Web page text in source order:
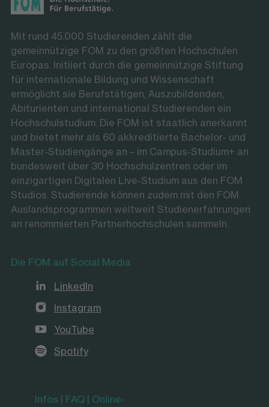
Mit rund 45.000 Studierenden zählt die
gemeinnützige FOM zu den größten Hochschulen
Europas. Initiiert durch die gemeinnützige Stiftung
für internationale Bildung und Wissenschaft
ermöglicht sie Berufstätigen, Auszubildenden,
Abiturienten und international Studierenden ein
Hochschulstudium. Die FOM ist staatlich anerkannt
und bietet mehr als 60 akkreditierte Bachelor- und
Master-Studiengänge an – im Campus-Studium+ an
bundesweit über 30 Hochschulzentren oder im
einzigartigen Digitalen Live-Studium aus den FOM
Studios. Studierende können zudem mit den FOM
Auslandsprogrammen weltweit Studienerfahrungen
an renommierten Partnerhochschulen sammeln.
Die FOM auf Social Media
LinkedIn
Instagram
YouTube
Spotify
Infos | FAQ | Online-